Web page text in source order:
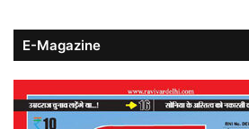
E-Magazine